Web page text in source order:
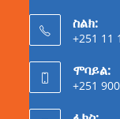
ስልክ:
+251 11
ሞባይል:
+251